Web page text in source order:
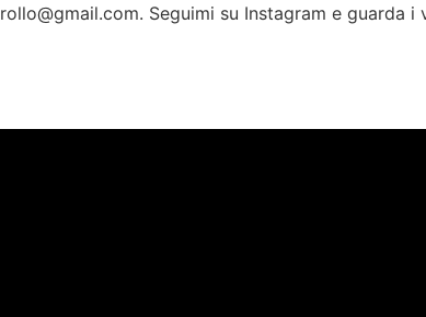
Seguimi su Instagram e guarda i